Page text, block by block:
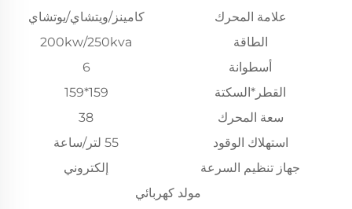
علامة المحرك
كامينز/ويتشاي/يوتشاي
الطاقة
200kw/250kva
أسطوانة
6
القطر*السكتة
159*159
سعة المحرك
38
استهلاك الوقود
55 لتر/ساعة
جهاز تنظيم السرعة
إلكتروني
مولد كهربائي